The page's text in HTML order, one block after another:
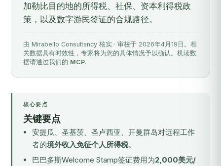
加勒比目的地的所得税、社保、资本利得税政
策，以及数字游民签证的合规路径。
由 Mirabello Consultancy 核实 · 审校于 2026年4月19日。相
关数据具有时效性，专家将为您的具体情况予以确认。机读数
据请通过我们的 MCP.
核心要点
关键要点
安提瓜、圣基茨、圣卢西亚、开曼群岛对远程工作
者的境外收入免征个人所得税。
巴巴多斯Welcome Stamp签证费用为2,000美元/